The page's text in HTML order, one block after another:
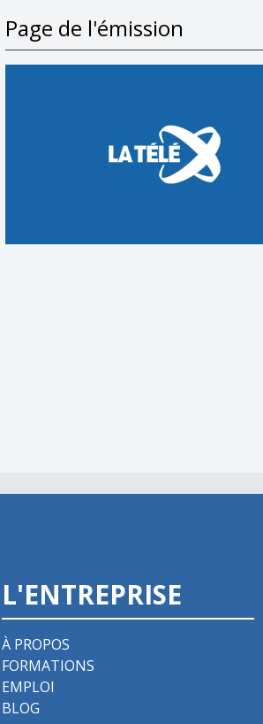
Page de l'émission
L'ENTREPRISE
À PROPOS
FORMATIONS
EMPLOI
BLOG